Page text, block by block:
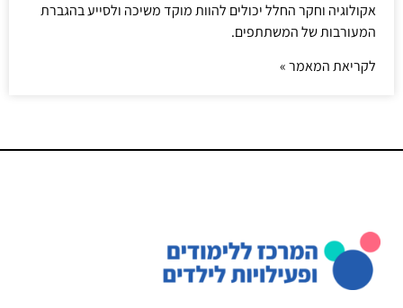
אקולוגיה וחקר החלל יכולים להוות מוקד משיכה ולסייע בהגברת
המעורבות של המשתתפים.
לקריאת המאמר »